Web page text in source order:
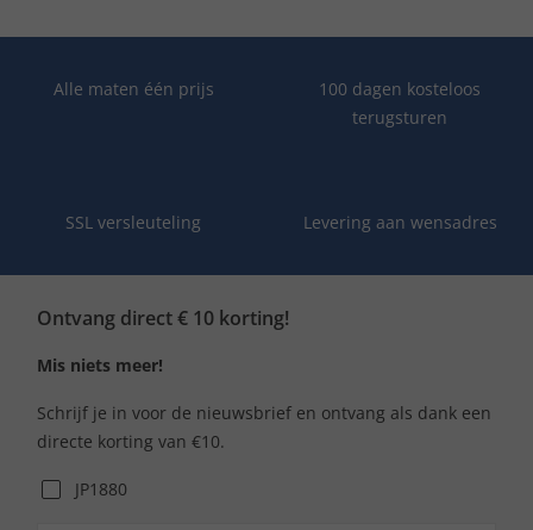
Alle maten één prijs
100 dagen kosteloos
terugsturen
SSL versleuteling Levering aan wensadres
Ontvang direct € 10 korting!
Mis niets meer!
Schrijf je in voor de nieuwsbrief en ontvang als dank een
directe korting van €10.
JP1880